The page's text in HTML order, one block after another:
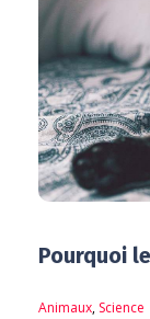
Pourquoi
Animaux, Science